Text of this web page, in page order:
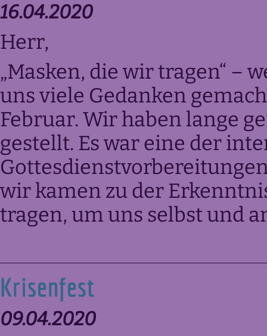
16.04.2020
Herr,
„Masken, die wir tragen“ –
uns viele Gedanken
Februar. Wir haben lange
gestellt. Es war eine der
wir kamen zu der
tragen, um uns selbst und
Krisenfest
09.04.2020